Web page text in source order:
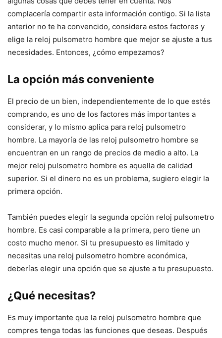
complacería compartir esta información contigo. Si la lista
anterior no te ha convencido, considera estos factores y
elige la reloj pulsometro hombre que mejor se ajuste a tus
necesidades. Entonces, ¿cómo empezamos?
La opción más conveniente
El precio de un bien, independientemente de lo que estés
comprando, es uno de los factores más importantes a
considerar, y lo mismo aplica para reloj pulsometro
hombre. La mayoría de las reloj pulsometro hombre se
encuentran en un rango de precios de medio a alto. La
mejor reloj pulsometro hombre es aquella de calidad
superior. Si el dinero no es un problema, sugiero elegir la
primera opción.
También puedes elegir la segunda opción reloj pulsometro
hombre. Es casi comparable a la primera, pero tiene un
costo mucho menor. Si tu presupuesto es limitado y
necesitas una reloj pulsometro hombre económica,
deberías elegir una opción que se ajuste a tu presupuesto.
¿Qué necesitas?
Es muy importante que la reloj pulsometro hombre que
compres tenga todas las funciones que deseas. Después